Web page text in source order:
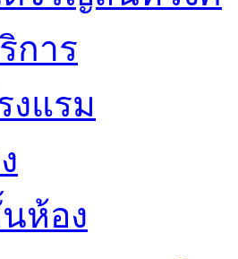
การ
งแรม
ห้อง